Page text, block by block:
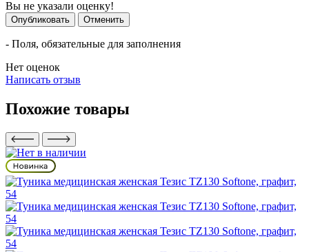
Вы не указали оценку!
Опубликовать Отменить
- Поля, обязательные для заполнения
Нет оценок
Написать отзыв
Похожие товары